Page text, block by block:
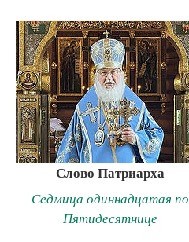
Слово Патриарха
Седмица одиннадцатая по
Пятидесятнице